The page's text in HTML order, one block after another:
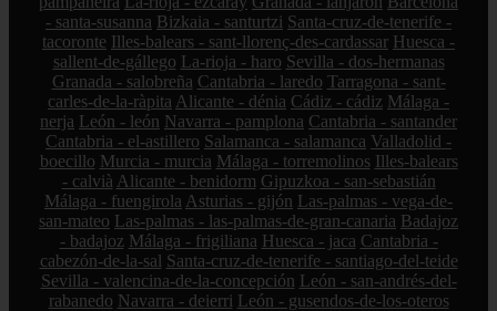
- santa-susanna Bizkaia - santurtzi Santa-cruz-de-tenerife -
tacoronte Illes-balears - sant-llorenç-des-cardassar Huesca -
sallent-de-gállego La-rioja - haro Sevilla - dos-hermanas
Granada - salobreña Cantabria - laredo Tarragona - sant-
carles-de-la-ràpita Alicante - dénia Cádiz - cádiz Málaga -
nerja León - león Navarra - pamplona Cantabria - santander
Cantabria - el-astillero Salamanca - salamanca Valladolid -
boecillo Murcia - murcia Málaga - torremolinos Illes-balears
- calvià Alicante - benidorm Gipuzkoa - san-sebastián
Málaga - fuengirola Asturias - gijón Las-palmas - vega-de-
san-mateo Las-palmas - las-palmas-de-gran-canaria Badajoz
- badajoz Málaga - frigiliana Huesca - jaca Cantabria -
cabezón-de-la-sal Santa-cruz-de-tenerife - santiago-del-teide
Sevilla - valencina-de-la-concepción León - san-andrés-del-
rabanedo Navarra - deierri León - gusendos-de-los-oteros